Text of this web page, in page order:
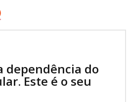
dependência do
Este é o seu